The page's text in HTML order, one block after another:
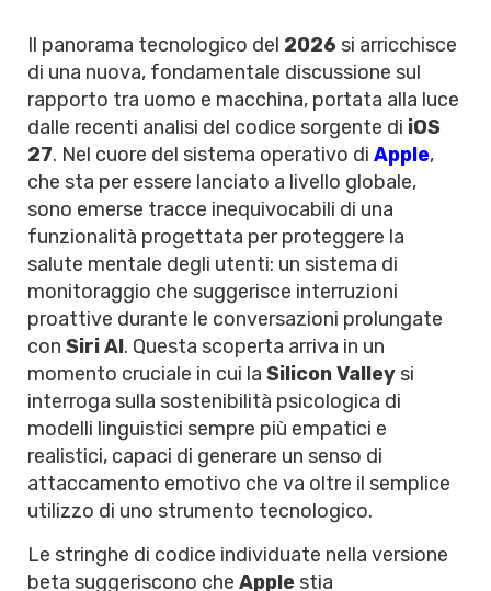
Il panorama tecnologico del 2026 si arricchisce
di una nuova, fondamentale discussione sul
rapporto tra uomo e macchina, portata alla luce
dalle recenti analisi del codice sorgente di iOS
27. Nel cuore del sistema operativo di Apple,
che sta per essere lanciato a livello globale,
sono emerse tracce inequivocabili di una
funzionalità progettata per proteggere la
salute mentale degli utenti: un sistema di
monitoraggio che suggerisce interruzioni
proattive durante le conversazioni prolungate
con Siri AI. Questa scoperta arriva in un
momento cruciale in cui la Silicon Valley si
interroga sulla sostenibilità psicologica di
modelli linguistici sempre più empatici e
realistici, capaci di generare un senso di
attaccamento emotivo che va oltre il semplice
utilizzo di uno strumento tecnologico.
Le stringhe di codice individuate nella versione
beta suggeriscono che Apple stia